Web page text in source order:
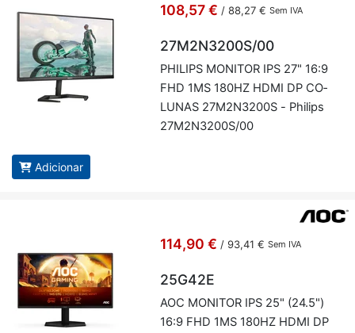
108,57 € / 88,27 € Sem IVA
27M2N3200S/00
PHI­LIPS MO­NITOR IPS 27" 16:9
FHD 1MS 180HZ HDMI DP CO­
LUNAS 27M2N3200S - Phi­lips
27M2N3200S/00
Adicionar
114,90 € / 93,41 € Sem IVA
25G42E
AOC MO­NITOR IPS 25" (24.5")
16:9 FHD 1MS 180HZ HDMI DP